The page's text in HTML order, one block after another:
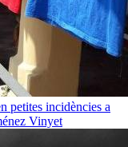
petites incidències a
Vinyet